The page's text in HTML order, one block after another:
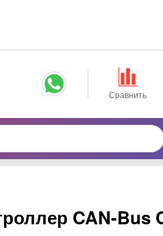
Сравнить
CAN-Bus